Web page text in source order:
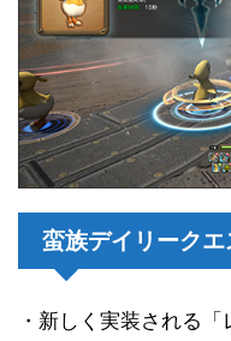
蛮族デイリークエ
・新しく実装される